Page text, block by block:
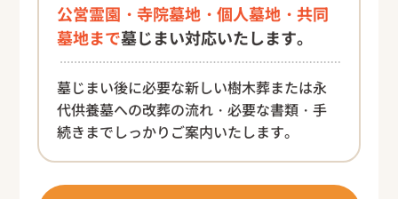
公営霊園・寺院墓地・個人墓地・共同
墓地まで墓じまい対応いたします。
墓じまい後に必要な新しい樹木葬または永
代供養墓への改葬の流れ・必要な書類・手
続きまでしっかりご案内いたします。